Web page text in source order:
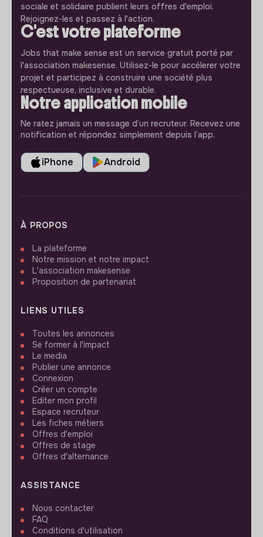
sociale et solidaire publient leurs offres d'emploi.
Rejoignez-les et passez à l'action.
C'est votre plateforme
Jobs that make sense est un service gratuit porté par
l'association makesense. Utilisez-le pour accélerer votre
projet et participez à construire une société plus
respectueuse, inclusive et durable.
Notre application mobile
Ne ratez jamais un message d’un recruteur. Recevez une
notification et répondez simplement depuis l’app.
iPhone Android
À PROPOS
La plateforme
Notre mission et notre impact
L'association makesense
Proposition de partenariat
LIENS UTILES
Toutes les annonces
Se former à l'impact
Le media
Publier une annonce
Connexion
Créer un compte
Editer mon profil
Espace recruteur
Les fiches métiers
Offres d'emploi
Offres de stage
Offres d'alternance
ASSISTANCE
Nous contacter
FAQ
Conditions d'utilisation